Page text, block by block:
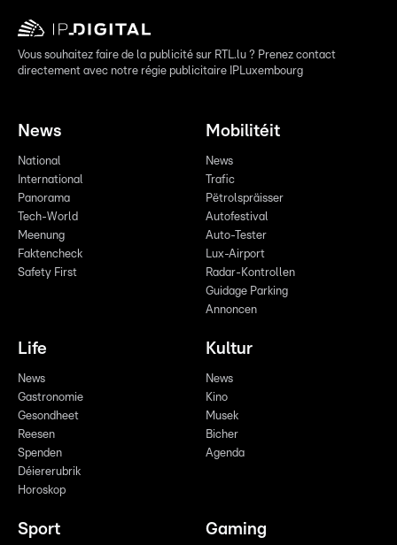
Vous souhaitez faire de la publicité sur RTL.lu ? Prenez contact
directement avec notre régie publicitaire IPLuxembourg
News
National
International
Panorama
Tech-World
Meenung
Faktencheck
Safety First
Mobilitéit
News
Trafic
Pëtrolspräisser
Autofestival
Auto-Tester
Lux-Airport
Radar-Kontrollen
Guidage Parking
Annoncen
Life
News
Gastronomie
Gesondheet
Reesen
Spenden
Déiererubrik
Horoskop
Kultur
News
Kino
Musek
Bicher
Agenda
Sport Gaming